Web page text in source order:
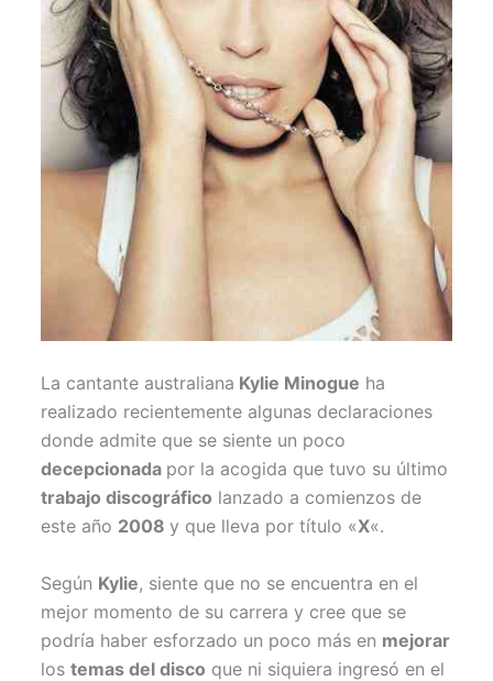
r
)
La cantante australiana Kylie Minogue ha
realizado recientemente algunas declaraciones
donde admite que se siente un poco
decepcionada por la acogida que tuvo su último
trabajo discográfico lanzado a comienzos de
este año 2008y que lleva por título «X«.
Según Kylie, siente que no se encuentra en el
mejor momento de su carrera y cree que se
podría haber esforzado un poco más en mejorar
lostemas del disco que ni siquiera ingresó en el